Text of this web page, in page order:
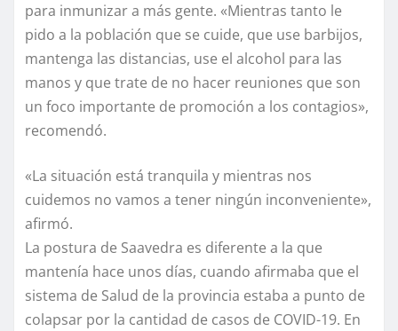
para inmunizar a más gente. «Mientras tanto le
pido a la población que se cuide, que use barbijos,
mantenga las distancias, use el alcohol para las
manos y que trate de no hacer reuniones que son
un foco importante de promoción a los contagios»,
recomendó.
«La situación está tranquila y mientras nos
cuidemos no vamos a tener ningún inconveniente»,
afirmó.
La postura de Saavedra es diferente a la que
mantenía hace unos días, cuando afirmaba que el
sistema de Salud de la provincia estaba a punto de
colapsar por la cantidad de casos de COVID-19. En